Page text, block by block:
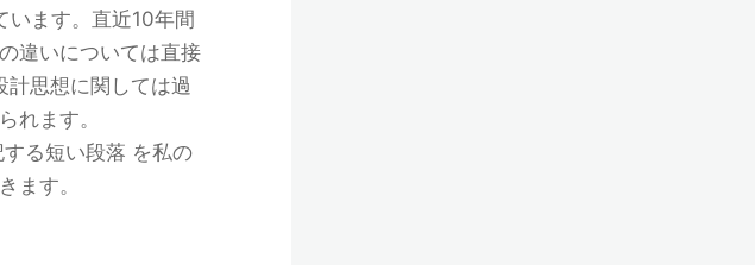
います。直近10年間
違いについては直接
思想に関しては過
れます。
る短い段落 を私の
ます。